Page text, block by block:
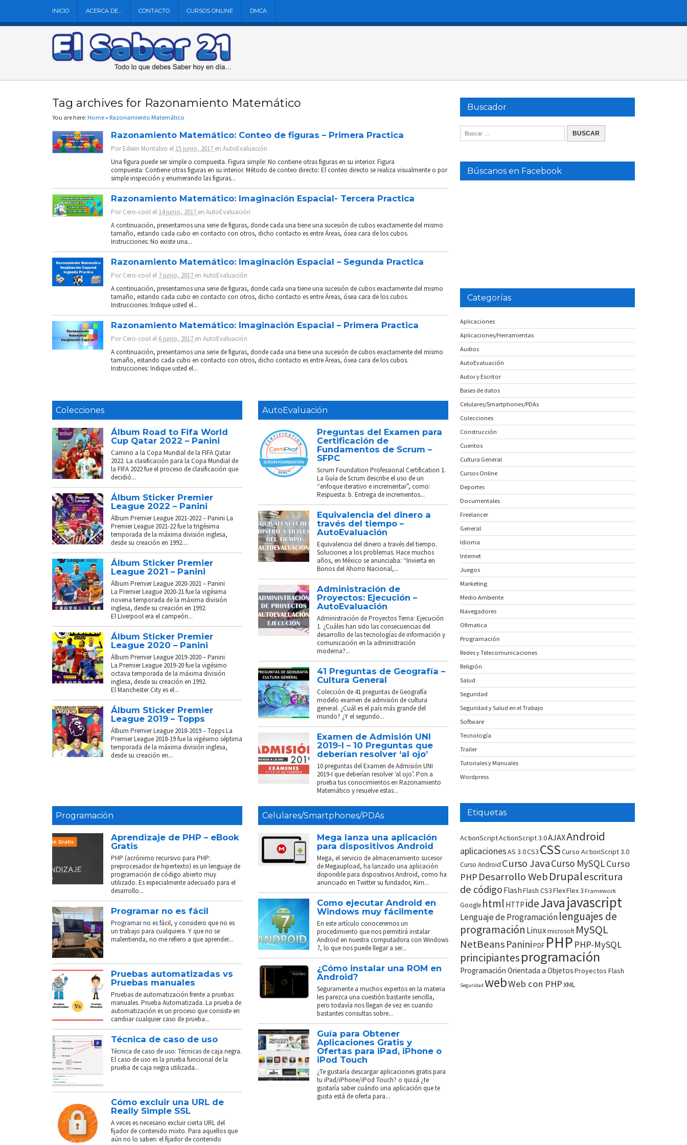
INICIO ACERCA DE… CONTACTO CURSOS ONLINE DMCA
Tag archives for Razonamiento Matemático
You are here: Home » Razonamiento Matemático
Razonamiento Matemático: Conteo de figuras – Primera Practica
PorEdwin Montalvo el 15 junio, 2017 en AutoEvaluación
Una figura puede ser simple o compuesta. Figura simple: No contiene otras figuras en su interior. Figura
compuesta: Contiene otras figuras en su interior. Método de conteo directo: El conteo directo se realiza visualmente o por
simple inspección y enumerando las figuras...
Razonamiento Matemático: Imaginación Espacial- Tercera Practica
PorCero-cool el 14 junio, 2017 en AutoEvaluación
A continuación, presentamos una serie de figuras, donde cada una tiene una sucesión de cubos exactamente del mismo
tamaño, estando cada cubo en contacto con otros, dicho contacto es entre Áreas, ósea cara de los cubos.
Instrucciones: No existe una...
Razonamiento Matemático: Imaginación Espacial – Segunda Practica
PorCero-cool el 7 junio, 2017 en AutoEvaluación
A continuación, presentamos una serie de figuras, donde cada una tiene una sucesión de cubos exactamente del mismo
tamaño, estando cada cubo en contacto con otros, dicho contacto es entre Áreas, ósea cara de los cubos.
Instrucciones: Indique usted el...
Razonamiento Matemático: Imaginación Espacial – Primera Practica
PorCero-cool el 6 junio, 2017 en AutoEvaluación
A continuación, presentamos una serie de figuras, donde cada una tiene una sucesión de cubos exactamente del mismo
tamaño, estando cada cubo en contacto con otros, dicho contacto es entre Áreas, ósea cara de los cubos.
Instrucciones: Indique usted el...
Colecciones
Álbum Road to Fifa World
Cup Qatar 2022 – Panini
Camino a la Copa Mundial de la FIFA Qatar
2022. La clasificación para la Copa Mundial de
la FIFA 2022 fue el proceso de clasificación que
decidió...
Álbum Sticker Premier
League 2022 – Panini
Álbum Premier League 2021-2022 – Panini La
Premier League 2021-22 fue la trigésima
temporada de la máxima división inglesa,
desde su creación en 1992....
Álbum Sticker Premier
League 2021 – Panini
Álbum Premier League 2020-2021 – Panini
La Premier League 2020-21 fue la vigésima
novena temporada de la máxima división
inglesa, desde su creación en 1992.
El Liverpool era el campeón...
Álbum Sticker Premier
League 2020 – Panini
Álbum Premier League 2019-2020 – Panini
La Premier League 2019-20 fue la vigésimo
octava temporada de la máxima división
inglesa, desde su creación en 1992.
El Manchester City es el...
Álbum Sticker Premier
League 2019 – Topps
Álbum Premier League 2018-2019 – Topps La
Premier League 2018-19 fue la vigésimo séptima
temporada de la máxima división inglesa,
desde su creación en...
AutoEvaluación
Preguntas del Examen para
Certificación de
Fundamentos de Scrum –
SFPC
Scrum Foundation Professional Certification 1.
La Guía de Scrum describe el uso de un
“enfoque iterativo e incrementar”, como:
Respuesta: b. Entrega de incrementos...
Equivalencia del dinero a
través del tiempo –
AutoEvaluación
Equivalencia del dinero a través del tiempo.
Soluciones a los problemas. Hace muchos
años, en México se anunciaba: “Invierta en
Bonos del Ahorro Nacional,...
Administración de
Proyectos: Ejecución –
AutoEvaluación
Administración de Proyectos Tema: Ejecución
1. ¿Cuáles han sido las consecuencias del
desarrollo de las tecnologías de información y
comunicación en la administración
moderna?...
41 Preguntas de Geografía –
Cultura General
Colección de 41 preguntas de Geografía
modelo examen de admisión de cultura
general. ¿Cuál es el país más grande del
mundo? ¿Y el segundo...
Examen de Admisión UNI
2019-I – 10 Preguntas que
deberían resolver ‘al ojo’
10 preguntas del Examen de Admisión UNI
2019-I que deberían resolver ‘al ojo’. Pon a
prueba tus conocimientos en Razonamiento
Matemático y resuelve estas...
Programación
Aprendizaje de PHP – eBook
Gratis
PHP (acrónimo recursivo para PHP:
preprocesador de hipertexto) es un lenguaje de
programación de código abierto muy
utilizado. Es especialmente adecuado para el
desarrollo...
Programar no es fácil
Programar no es fácil, y considero que no es
un trabajo para cualquiera. Y que no se
malentienda, no me refiero a que aprender...
Pruebas automatizadas vs
Pruebas manuales
Pruebas de automatización frente a pruebas
manuales. Prueba Automatizada. La prueba de
automatización es un proceso que consiste en
cambiar cualquier caso de prueba...
Técnica de caso de uso
Técnica de caso de uso: Técnicas de caja negra.
El caso de uso es la prueba funcional de la
prueba de caja negra utilizada...
Cómo excluir una URL de
Really Simple SSL
A veces es necesario excluir cierta URL del
fijador de contenido mixto. Para aquellos que
aún no lo saben: el fijador de contenido
Celulares/Smartphones/PDAs
Mega lanza una aplicación
para dispositivos Android
Mega, el servicio de almacenamiento sucesor
de Megaupload, ha lanzado una aplicación
disponible para dispositivos Android, como ha
anunciado en Twitter su fundador, Kim...
Como ejecutar Android en
Windows muy fácilmente
En este artículo conoceremos un
procedimiento que nos permitirá instalar
Android en nuestra computadora con Windows
7, lo que nos puede llegar a ser...
¿Cómo instalar una ROM en
Android?
Seguramente a muchos expertos en la materia
les parezca una cuestión bastante sencilla,
pero todavía nos llegan de vez en cuando
bastantes consultas sobre...
Guía para Obtener
Aplicaciones Gratis y
Ofertas para iPad, iPhone o
iPod Touch
¿Te gustaría descargar aplicaciones gratis para
tu iPad/iPhone/iPod Touch? o quizá ¿te
gustaría saber cuándo una aplicación que te
gusta está de oferta para...
Buscador
Búscanos en Facebook
Categorías
Aplicaciones
Aplicaciones/Herramientas
Audios
AutoEvaluación
Autor y Escritor
Bases de datos
Celulares/Smartphones/PDAs
Colecciones
Construcción
Cuentos
Cultura General
Cursos Online
Deportes
Documentales
Freelancer
General
Idioma
Internet
Juegos
Marketing
Medio Ambiente
Navegadores
Ofimatica
Programación
Redes y Telecomunicaciones
Religión
Salud
Seguridad
Seguridad y Salud en el Trabajo
Software
Tecnología
Trailer
Tutoriales y Manuales
Wordpress
Etiquetas
ActionScriptActionScript 3.0AJAXAndroid
aplicacionesAS 3.0CS3 CSSCurso ActionScript 3.0
Curso Android Curso JavaCurso MySQLCurso
PHP Desarrollo WebDrupalescritura
de código FlashFlash CS3FlexFlex 3 Framework
Google html HTTP ideJavajavascript
Lenguaje de Programaciónlenguajes de
programación Linuxmicrosoft MySQL
NetBeans PaniniPDF PHP PHP-MySQL
principiantesprogramación
Programación Orientada a ObjetosProyectos Flash
Seguridad webWeb con PHPXML